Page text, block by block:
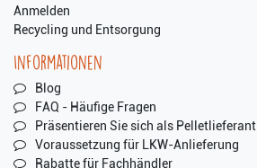
Anmelden
Recycling und Entsorgung
Informationen
Blog
FAQ - Häufige Fragen
Präsentieren Sie sich als Pelletlieferant
Voraussetzung für LKW-Anlieferung
Rabatte für Fachhändler